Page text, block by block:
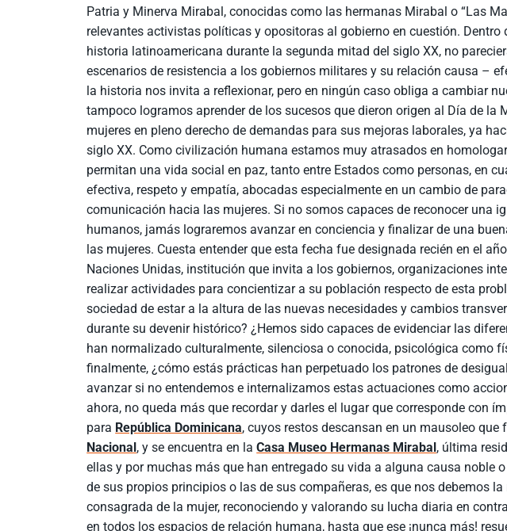
Patria y Minerva Mirabal, conocidas como las hermanas Mirabal o “Las
relevantes activistas políticas y opositoras al gobierno en cuestión.
historia latinoamericana durante la segunda mitad del siglo XX, no
escenarios de resistencia a los gobiernos militares y su relación causa –
la historia nos invita a reflexionar, pero en ningún caso obliga a cambiar
tampoco logramos aprender de los sucesos que dieron origen al Día de la
mujeres en pleno derecho de demandas para sus mejoras laborales, ya
siglo XX. Como civilización humana estamos muy atrasados en
permitan una vida social en paz, tanto entre Estados como personas, en
efectiva, respeto y empatía, abocadas especialmente en un cambio de
comunicación hacia las mujeres. Si no somos capaces de reconocer una
humanos, jamás lograremos avanzar en conciencia y finalizar de una
las mujeres. Cuesta entender que esta fecha fue designada recién en el
Naciones Unidas, institución que invita a los gobiernos, organizaciones
realizar actividades para concientizar a su población respecto de esta
sociedad de estar a la altura de las nuevas necesidades y cambios
durante su devenir histórico? ¿Hemos sido capaces de evidenciar las
han normalizado culturalmente, silenciosa o conocida, psicológica como
finalmente, ¿cómo estás prácticas han perpetuado los patrones de
avanzar si no entendemos e internalizamos estas actuaciones como
ahora, no queda más que recordar y darles el lugar que corresponde con
para República Dominicana, cuyos restos descansan en un mausoleo que
Nacional, y se encuentra en laCasa Museo Hermanas Mirabal, última
ellas y por muchas más que han entregado su vida a alguna causa noble
de sus propios principios o las de sus compañeras, es que nos debemos
consagrada de la mujer, reconociendo y valorando su lucha diaria en
en todos los espacios de relación humana, hasta que ese ¡nunca más!